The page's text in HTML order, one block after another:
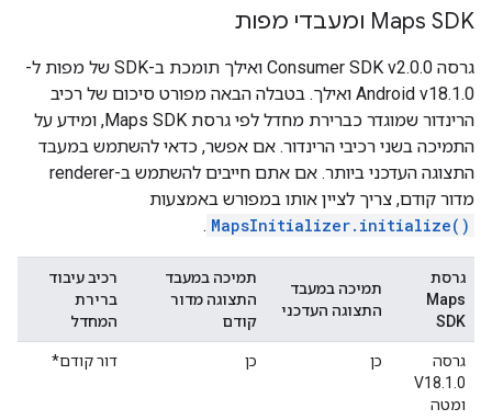
‫Maps SDK ומעבדי מפות
גרסה Consumer SDK v2.0.0 ואילך תומכת ב-SDK של מפות ל-
Android v18.1.0 ואילך. בטבלה הבאה מפורט סיכום של רכיב
הרינדור שמוגדר כברירת מחדל לפי גרסת Maps SDK, ומידע על
התמיכה בשני רכיבי הרינדור. אם אפשר, כדאי להשתמש במעבד
התצוגה העדכני ביותר. אם אתם חייבים להשתמש ב-renderer
מדור קודם, צריך לציין אותו במפורש באמצעות
MapsInitializer.initialize()
.
גרסת
Maps
SDK
תמיכה במעבד
התצוגה העדכני
תמיכה במעבד
התצוגה מדור
קודם
רכיב עיבוד
ברירת
המחדל
גרסה
V18.1.0
ומטה
כן כן דור קודם*